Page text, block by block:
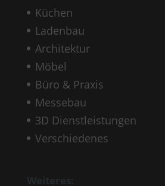
Küchen
Ladenbau
Architektur
Möbel
Büro & Praxis
Messebau
3D Dienstleistungen
Verschiedenes